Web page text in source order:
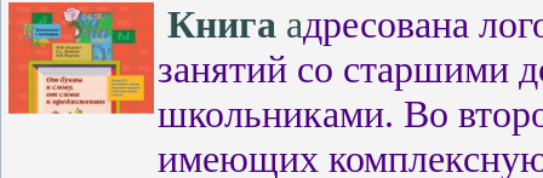
Книга адресована
занятий со старшими
школьниками. Во
имеющих комплексную